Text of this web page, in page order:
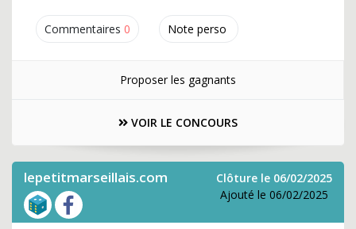
Commentaires 0 Note perso
Proposer les gagnants
VOIR LE CONCOURS
lepetitmarseillais.com
Clôture le 06/02/2025
Ajouté le 06/02/2025